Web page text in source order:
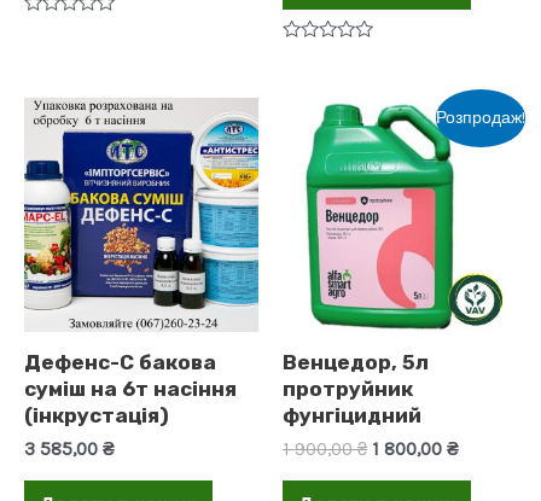
5
Дефенс-С бакова
суміш на 6т насіння
(інкрустація)
3 585,00 ₴
Розпродаж!
Венцедор, 5л
протруйник
фунгіцидний
1 900,00₴ Оригінальна
1 800,00 ₴Поточна